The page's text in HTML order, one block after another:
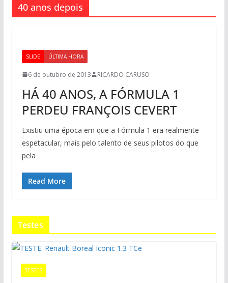
40 anos depois
SLIDE ÚLTIMA HORA
6 de outubro de 2013 RICARDO CARUSO
HÁ 40 ANOS, A FÓRMULA 1
PERDEU FRANÇOIS CEVERT
Existiu uma época em que a Fórmula 1 era realmente
espetacular, mais pelo talento de seus pilotos do que
pela
Read More
Testes
TESTES